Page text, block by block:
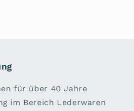
für über 40 Jahre
im Bereich Lederwaren